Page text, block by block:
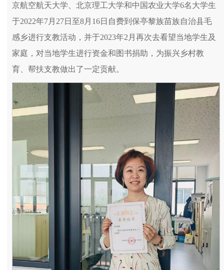
京航空航天大学、北京理工大学和中国农业大学6名大学生
于2022年7月27日至8月16日自费到保亭黎族苗族自治县毛
感乡进行支教活动，并于2023年2月再次去看望当地学生及
家庭，对当地学生进行资金和图书捐助，为振兴乡村教
育、帮扶支教做出了一定贡献。